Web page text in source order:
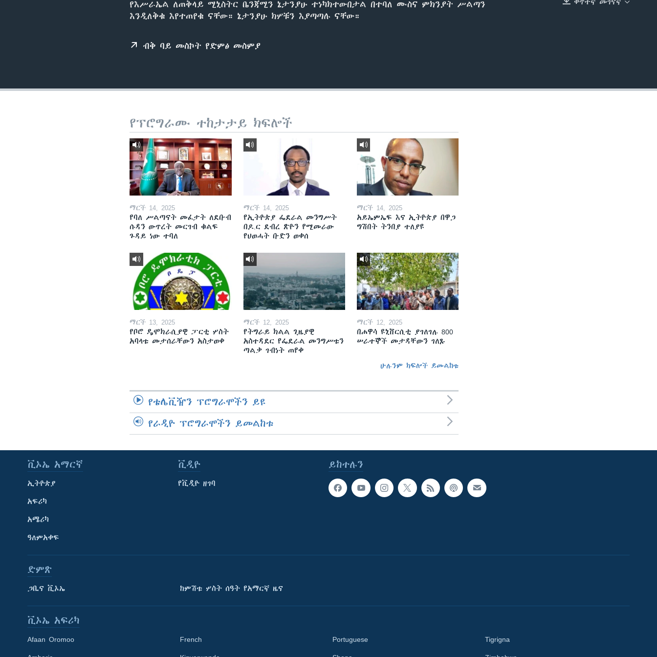
EMBED
የእሥራኤል ለጠቅላይ ሚኒስትር ቤንጃሚን ኔታንያሁ ተነካክተውበታል በተባለ ሙስና ምክንያት ሥልጣን
እንዲለቅቁ እየተጠየቁ ናቸው። ኔታንያሁ ክሦቹን እያጣጣሉ ናቸው።
ብቅ ባይ መስኮት የድምፅ መስምያ
የፕሮግራሙ ተከታታይ ክፍሎች
ማርች 14, 2025
የባለ ሥልጣናት መፈታት ለደቡብ
ሱዳን ውጥረት መርገብ ቁልፍ
ጉዳይ ነው ተባለ
ማርች 14, 2025
የኢትዮጵያ ፌደራል መንግሥት
በዶ.ር ደብረ ጽዮን የሚመራው
የህወሓት ቡድን ወቀሰ
ማርች 14, 2025
አይኤምኤፍ እና ኢትዮጵያ በዋጋ
ግሽበት ትንበያ ተለያዩ
ማርች 13, 2025
የቦሮ ዴሞክራሲያዊ ፓርቲ ሦስት
አባላቱ መታሰራቸውን አስታወቀ
ማርች 12, 2025
የትግራይ ክልል ጊዜያዊ
አስተዳደር የፌደራል መንግሥቱን
ጣልቃ ገብነት ጠየቀ
ማርች 12, 2025
በሐዋሳ ዩኒቨርሲቲ ያገለገሉ 800
ሠራተኞች መታዳቸውን ገለጹ
ሁሉንም ክፍሎች ይመልከቱ
የቴሌቪዥን ፕሮግራሞችን ይዩ
የራዲዮ ፕሮግራሞችን ይመልከቱ
ይከተሉን
ቪኦኤ አማርኛ
ኢትዮጵያ
አፍሪካ
አሜሪካ
ዓለምአቀፍ
ቪዲዮ
የቪዲዮ ዘገባ
ድምጽ
ጋቢና ቪኦኤ ከምሽቱ ሦስት ሰዓት የአማርኛ ዜና
ቪኦኤ አፍሪካ
Afaan Oromoo French Portuguese Tigrigna